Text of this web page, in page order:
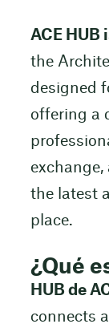
ACE HUB
the
designed
offering a
the latest
place.
¿Qué
HUB de
connects